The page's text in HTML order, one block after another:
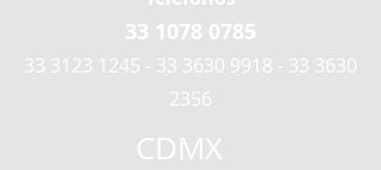
33 1078 0785
33 3123 1245 - 33 3630 9918 - 33 3630
2356
CDMX